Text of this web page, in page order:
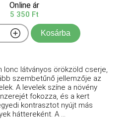
Online ár
5 350 Ft
Kosárba
lonc látványos örökzöld cserje,
szembetűnő jellemzője az
A levelek színe a növény
fokozza, és a kert
kontrasztot nyújt más
háttereként. A ...